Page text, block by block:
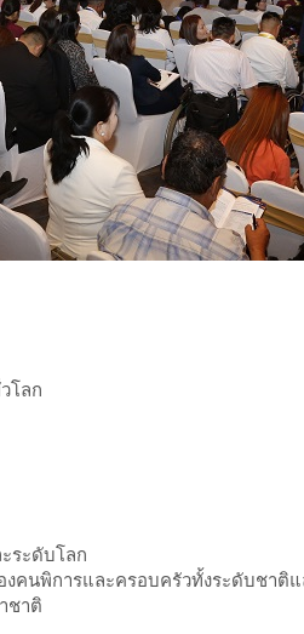
โลก
ระดับโลก
คนพิการและครอบครัวทั้งระดับชา
ชาติ